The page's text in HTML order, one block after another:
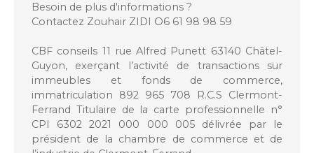
Besoin de plus d'informations ?
Contactez Zouhair ZIDI O6 61 98 98 59
CBF conseils 11 rue Alfred Punett 63140 Châtel-
Guyon, exerçant l’activité de transactions sur
immeubles et fonds de commerce,
immatriculation 892 965 708 R.C.S Clermont-
Ferrand Titulaire de la carte professionnelle n°
CPI 6302 2021 000 000 005 délivrée par le
président de la chambre de commerce et de